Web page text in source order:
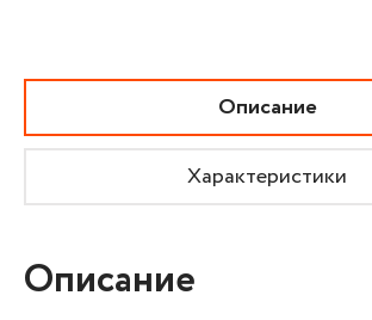
Описание
Характеристики
Описание